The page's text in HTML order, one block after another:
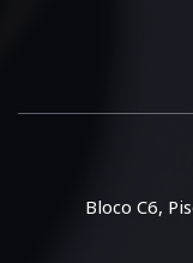
Bloco C6,